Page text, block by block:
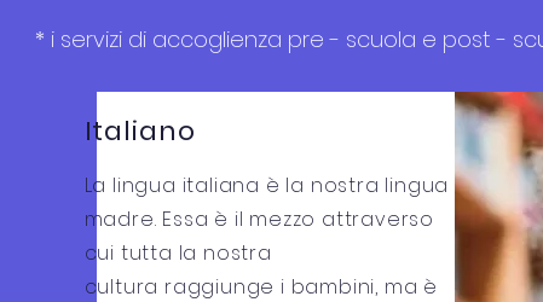
Italiano
La lingua italiana è la nostra lingua
madre. Essa è il mezzo attraverso
cui tutta la nostra
cultura raggiunge i bambini, ma è
* i servizi di accoglienza pre - scuola e post -